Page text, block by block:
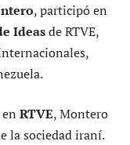
, participó en
Ideasde RTVE,
RTVE, Montero
la sociedad iraní.